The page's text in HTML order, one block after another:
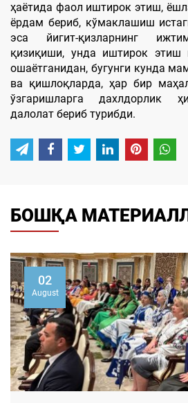
ҳаётида фаол иштирок этиш,
ёрдам бериб, кўмаклашиш
эса йигит-қизларнинг
қизиқиши, унда иштирок этиш
ошаётганидан, бугунги кунда
ва қишлоқларда, ҳар бир
ўзгаришларга дахлдорлик
далолат бериб турибди.
БОШҚА
02
August